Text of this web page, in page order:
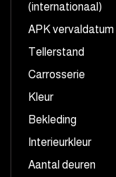
(internationaal)
APK vervaldatum
Tellerstand
Carrosserie
Kleur
Bekleding
Interieurkleur
Aantal deuren